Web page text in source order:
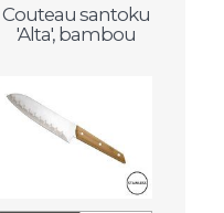
Couteau santoku
'Alta', bambou